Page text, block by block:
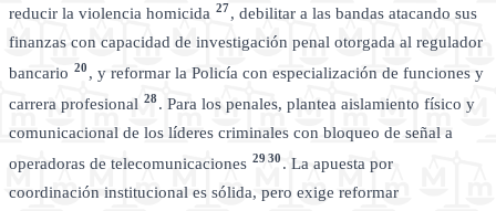
reducir la violencia homicida 27, debilitar a las bandas atacando sus
finanzas con capacidad de investigación penal otorgada al regulador
bancario 20 , y reformar la Policía con especialización de funciones y
carrera profesional 28 . Para los penales, plantea aislamiento físico y
comunicacional de los líderes criminales con bloqueo de señal a
operadoras de telecomunicaciones 29 30 . La apuesta por
coordinación institucional es sólida, pero exige reformar